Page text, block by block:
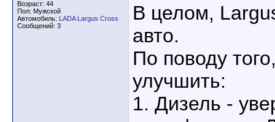
Возраст: 44
Пол: Мужской
Автомобиль: LADA Largus Cross
Сообщений: 3
В целом,
авто.
По поводу
улучшить:
1. Дизель -